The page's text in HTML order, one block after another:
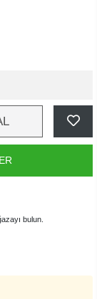
bulun.